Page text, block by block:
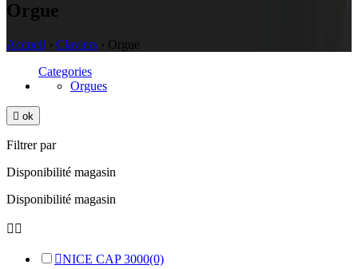
Orgue
Accueil › Claviers › Orgue
Categories
Orgues
 ok
Filtrer par
Disponibilité magasin
Disponibilité magasin
 
NICE CAP 3000(0)